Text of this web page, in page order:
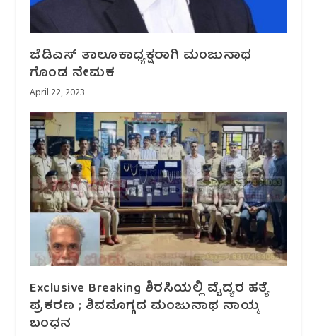
ಜೆಡಿಎಸ್ ತಾಲೂಕಾಧ್ಯಕ್ಷರಾಗಿ ಮಂಜುನಾಥ
ಗೊಂಡ ನೇಮಕ
April 22, 2023
Exclusive Breaking ಶಿರಸಿಯಲ್ಲಿ ವೈದ್ಯರ ಹತ್ಯೆ
ಪ್ರಕರಣ ; ಶಿವಮೊಗ್ಗದ ಮಂಜುನಾಥ ನಾಯ್ಕ‌
ಬಂಧನ